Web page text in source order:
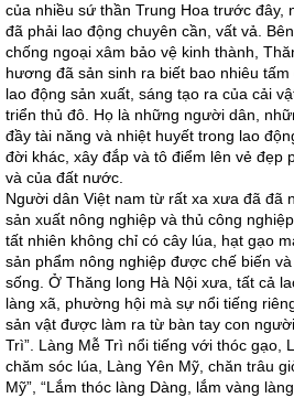
của nhiều sứ thần Trung Hoa trước đây,
đã phải lao động chuyên cần, vất vả.
chống ngoại xâm bảo vệ kinh thành,
hương đã sản sinh ra biết bao nhiêu
lao động sản xuất, sáng tạo ra của cải
triển thủ đô. Họ là những người dân,
đầy tài năng và nhiệt huyết trong lao
đời khác, xây đắp và tô điểm lên vẻ đẹp
và của đất nước.
Người dân Việt nam từ rất xa xưa đã đã
sản xuất nông nghiệp và thủ công
tất nhiên không chỉ có cây lúa, hạt gạo
sản phẩm nông nghiệp được chế biến
sống. Ở Thăng long Hà Nội xưa, tất cả
làng xã, phường hội mà sự nổi tiếng
sản vật được làm ra từ bàn tay con
Trì”. Làng Mễ Trì nổi tiếng với thóc gạo,
chăm sóc lúa, Làng Yên Mỹ, chăn trâu
Mỹ”, “Lắm thóc làng Dàng, lắm vàng